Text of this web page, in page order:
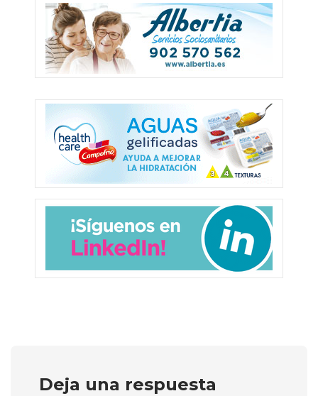
Deja una respuesta